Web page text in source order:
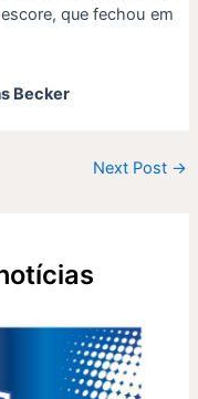
que fechou em
Becker
Next Post →